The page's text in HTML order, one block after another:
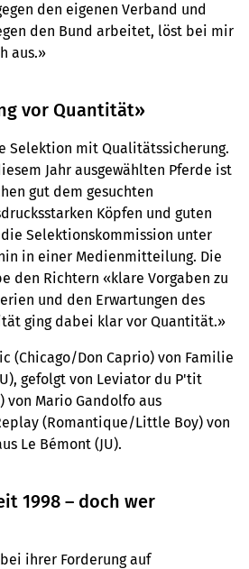
den eigenen Verband und
den Bund arbeitet, löst bei mir
aus.»
vor Quantität»
Selektion mit Qualitätssicherung.
Jahr ausgewählten Pferde ist
gut dem gesuchten
Köpfen und guten
Selektionskommission unter
in einer Medienmitteilung. Die
den Richtern «klare Vorgaben zu
und den Erwartungen des
ging dabei klar vor Quantität.»
(Chicago/Don Caprio) von Familie
gefolgt von Leviator du P'tit
von Mario Gandolfo aus
(Romantique/Little Boy) von
Le Bémont (JU).
1998 – doch wer
ihrer Forderung auf